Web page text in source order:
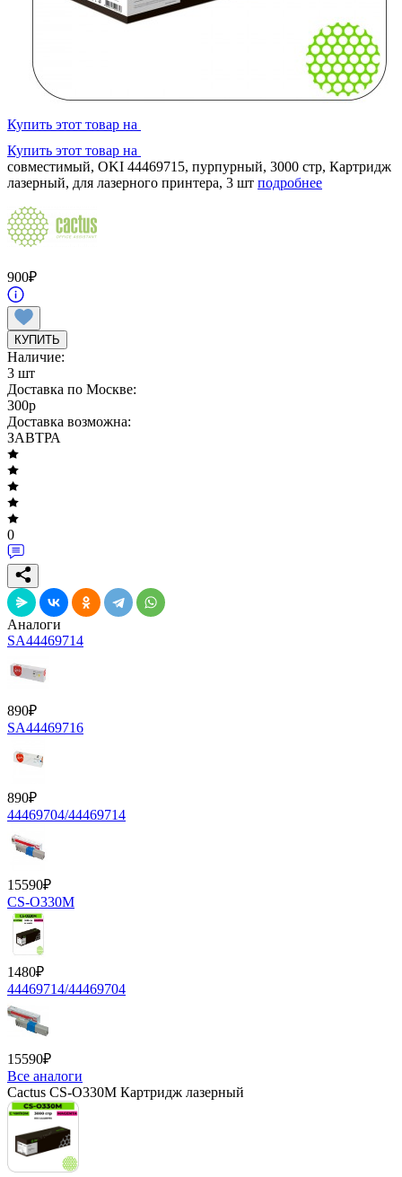
Купить этот товар на
Купить этот товар на
совместимый, OKI 44469715, пурпурный, 3000 стр, Картридж
лазерный, для лазерного принтера, 3 шт подробнее
900₽
КУПИТЬ
Наличие:
3 шт
Доставка по Москве:
300p
Доставка возможна:
ЗАВТРА
0
Аналоги
SA44469714
890₽
SA44469716
890₽
44469704/44469714
15590₽
CS-O330M
1480₽
44469714/44469704
15590₽
Все аналоги
Cactus CS-O330M Картридж лазерный